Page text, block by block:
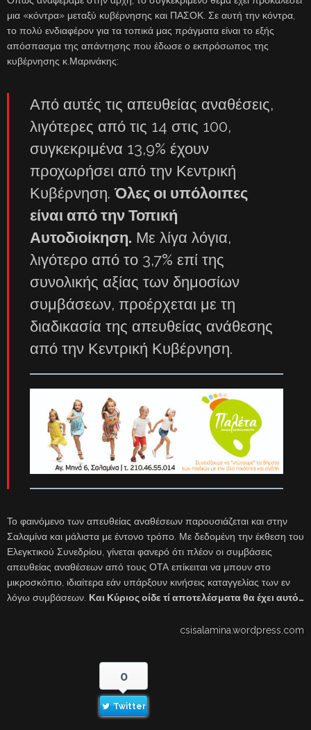
μια «κόντρα» μεταξύ κυβέρνησης και ΠΑΣΟΚ. Σε αυτή την κόντρα,
το πολύ ενδιαφέρον για τα τοπικά μας πράγματα είναι το εξής
απόσπασμα της απάντησης που έδωσε ο εκπρόσωπος της
κυβέρνησης κ.Μαρινάκης:
Από αυτές τις απευθείας αναθέσεις,
λιγότερες από τις 14 στις 100,
συγκεκριμένα 13,9% έχουν
προχωρήσει από την Κεντρική
Κυβέρνηση.Όλες οι υπόλοιπες
είναι από την Τοπική
Αυτοδιοίκηση. Με λίγα λόγια,
λιγότερο από το 3,7% επί της
συνολικής αξίας των δημοσίων
συμβάσεων, προέρχεται με τη
διαδικασία της απευθείας ανάθεσης
από την Κεντρική Κυβέρνηση.
Το φαινόμενο των απευθείας αναθέσεων παρουσιάζεται και στην
Σαλαμίνα και μάλιστα με έντονο τρόπο. Με δεδομένη την έκθεση του
Ελεγκτικού Συνεδρίου, γίνεται φανερό ότι πλέον οι συμβάσεις
απευθείας αναθέσεων από τους ΟΤΑ επίκειται να μπουν στο
μικροσκόπιο, ιδιαίτερα εάν υπάρξουν κινήσεις καταγγελίας των εν
λόγω συμβάσεων. Και Κύριος οίδε τί αποτελέσματα θα έχει αυτό…
csisalamina.wordpress.com
0
Twitter